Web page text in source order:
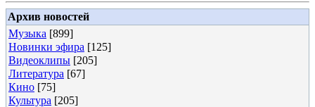
Архив новостей
Музыка [899]
Новинки эфира [125]
Видеоклипы [205]
Литература [67]
Кино [75]
Культура [205]